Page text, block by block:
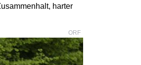
harter
ORF